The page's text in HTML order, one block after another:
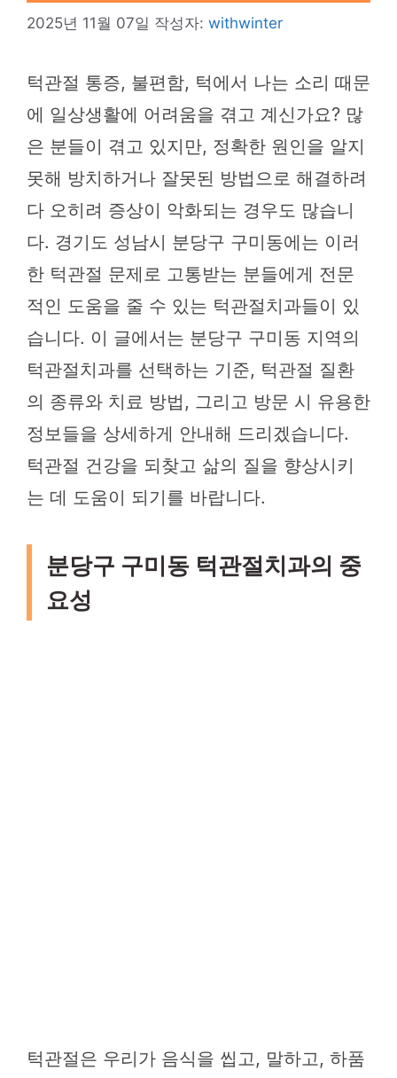
2025년 11월 07일 작성자: withwinter
턱관절 통증, 불편함, 턱에서 나는 소리 때문
에 일상생활에 어려움을 겪고 계신가요? 많
은 분들이 겪고 있지만, 정확한 원인을 알지
못해 방치하거나 잘못된 방법으로 해결하려
다 오히려 증상이 악화되는 경우도 많습니
다. 경기도 성남시 분당구 구미동에는 이러
한 턱관절 문제로 고통받는 분들에게 전문
적인 도움을 줄 수 있는 턱관절치과들이 있
습니다. 이 글에서는 분당구 구미동 지역의
턱관절치과를 선택하는 기준, 턱관절 질환
의 종류와 치료 방법, 그리고 방문 시 유용한
정보들을 상세하게 안내해 드리겠습니다.
턱관절 건강을 되찾고 삶의 질을 향상시키
는 데 도움이 되기를 바랍니다.
분당구 구미동 턱관절치과의 중
요성
턱관절은 우리가 음식을 씹고, 말하고, 하품